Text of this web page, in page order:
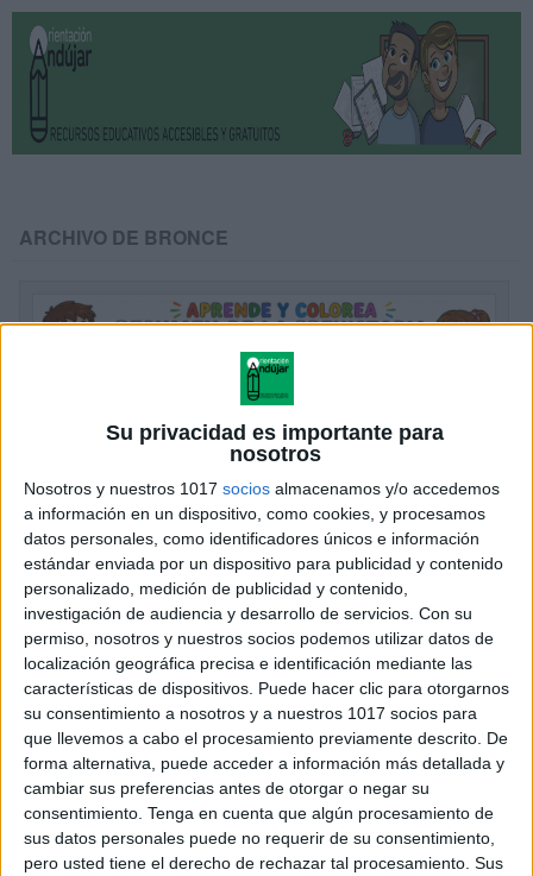
Su privacidad es importante para
nosotros
Nosotros y nuestros 1017 socios almacenamos y/o accedemos
a información en un dispositivo, como cookies, y procesamos
datos personales, como identificadores únicos e información
estándar enviada por un dispositivo para publicidad y contenido
personalizado, medición de publicidad y contenido,
investigación de audiencia y desarrollo de servicios. Con su
permiso, nosotros y nuestros socios podemos utilizar datos de
localización geográfica precisa e identificación mediante las
características de dispositivos. Puede hacer clic para otorgarnos
su consentimiento a nosotros y a nuestros 1017 socios para
que llevemos a cabo el procesamiento previamente descrito. De
forma alternativa, puede acceder a información más detallada y
cambiar sus preferencias antes de otorgar o negar su
consentimiento. Tenga en cuenta que algún procesamiento de
sus datos personales puede no requerir de su consentimiento,
pero usted tiene el derecho de rechazar tal procesamiento. Sus
ARCHIVO DE BRONCE
Aprende y colorea la Prehistoria y sus
etapas
Publicado el 26 mayo, 2026
Un viaje visual por los primeros pasos de la
humanidad Hoy te presento un recurso educativo ideal
para introducir la Prehistoria de forma divertida y
comprensible: el pack Aprende y […]
SEGUIR LEYENDO